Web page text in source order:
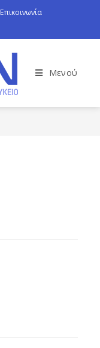
Επικοινωνία
Μενού